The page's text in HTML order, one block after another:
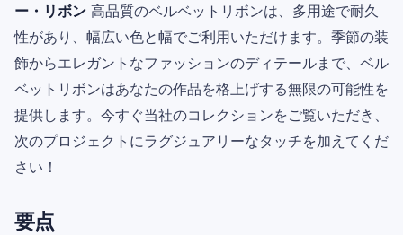
ー・リボン 高品質のベルベットリボンは、多用途で耐久
性があり、幅広い色と幅でご利用いただけます。季節の装
飾からエレガントなファッションのディテールまで、ベル
ベットリボンはあなたの作品を格上げする無限の可能性を
提供します。今すぐ当社のコレクションをご覧いただき、
次のプロジェクトにラグジュアリーなタッチを加えてくだ
さい！
要点